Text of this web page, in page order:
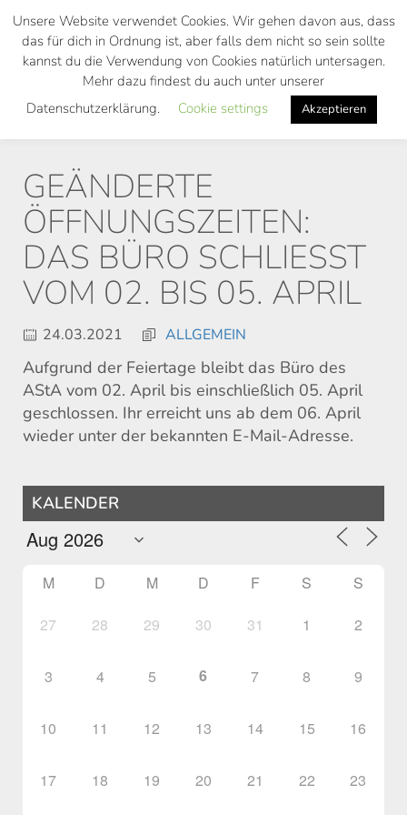
Skip
main
GEÄNDERTE
ÖFFNUNGSZEITEN:
DAS BÜRO SCHLIESST V
OM 02. BIS 05. APRIL
24.03.2021 ALLGEMEIN
Aufgrund der Feiertage bleibt das Büro des
AStA vom 02. April bis einschließlich 05. April
geschlossen. Ihr erreicht uns ab dem 06. April
wieder unter der bekannten E-Mail-Adresse.
KALENDER
M D M D F S S
27 28 29 30 31 1 2
3 4 5 6 7 8 9
10 11 12 13 14 15 16
17 18 19 20 21 22 23
Unsere Website verwendet Cookies. Wir gehen davon aus, dass
das für dich in Ordnung ist, aber falls dem nicht so sein sollte
kannst du die Verwendung von Cookies natürlich untersagen.
Mehr dazu findest du auch unter unserer
Datenschutzerklärung.
Cookie settings Akzeptieren